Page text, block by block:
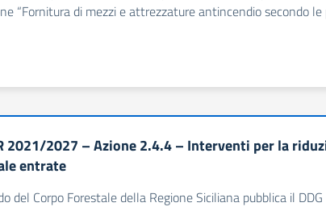
“Fornitura di mezzi e attrezzature antincendio secondo
2021/2027 – Azione 2.4.4 – Interventi per la
entrate
del Corpo Forestale della Regione Siciliana pubblica il